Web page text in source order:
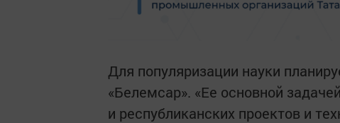
Для популяризации науки
«Белемсар». «Ее основной
и республиканских проектов и